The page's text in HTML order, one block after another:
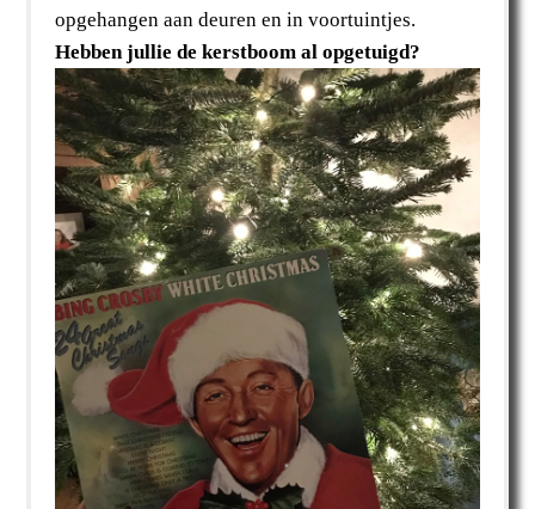
opgehangen aan deuren en in voortuintjes.
Hebben jullie de kerstboom al opgetuigd?